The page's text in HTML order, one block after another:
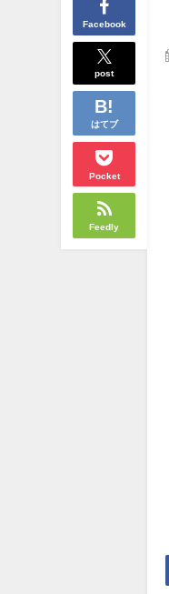
Facebook
post
はてブ
Pocket
Feedly